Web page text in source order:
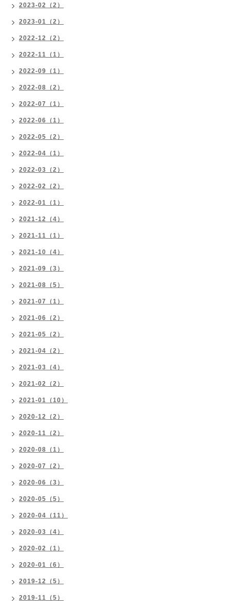
2023-02（2）
2023-01（2）
2022-12（2）
2022-11（1）
2022-09（1）
2022-08（2）
2022-07（1）
2022-06（1）
2022-05（2）
2022-04（1）
2022-03（2）
2022-02（2）
2022-01（1）
2021-12（4）
2021-11（1）
2021-10（4）
2021-09（3）
2021-08（5）
2021-07（1）
2021-06（2）
2021-05（2）
2021-04（2）
2021-03（4）
2021-02（2）
2021-01（10）
2020-12（2）
2020-11（2）
2020-08（1）
2020-07（2）
2020-06（3）
2020-05（5）
2020-04（11）
2020-03（4）
2020-02（1）
2020-01（6）
2019-12（5）
2019-11（5）